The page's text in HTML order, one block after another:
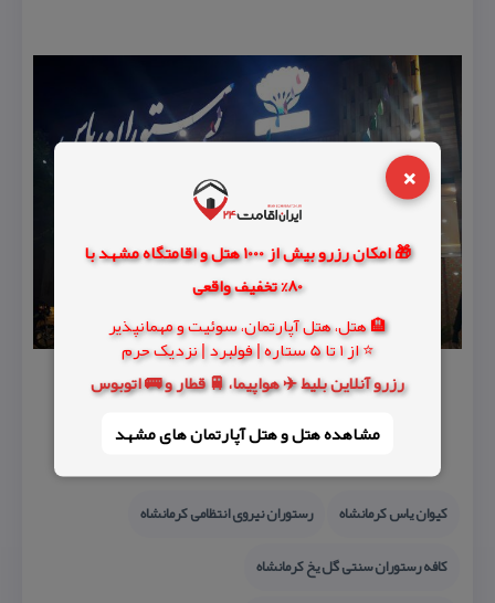
×
🎁 امکان رزرو بیش از 1000 هتل و اقامتگاه مشهد با
80% تخفیف واقعی
🏨 هتل، هتل آپارتمان، سوئیت و مهمانپذیر
⭐ از 1 تا 5 ستاره | فولبرد | نزدیک حرم
رزرو آنلاین بلیط ✈️ هواپیما، 🚆 قطار و 🚌 اتوبوس
مشاهده هتل و هتل‌ آپارتمان های مشهد
كیوان یاس كرمانشاه
رستوران نیروی انتظامی كرمانشاه
كافه رستوران سنتی گل یخ كرمانشاه